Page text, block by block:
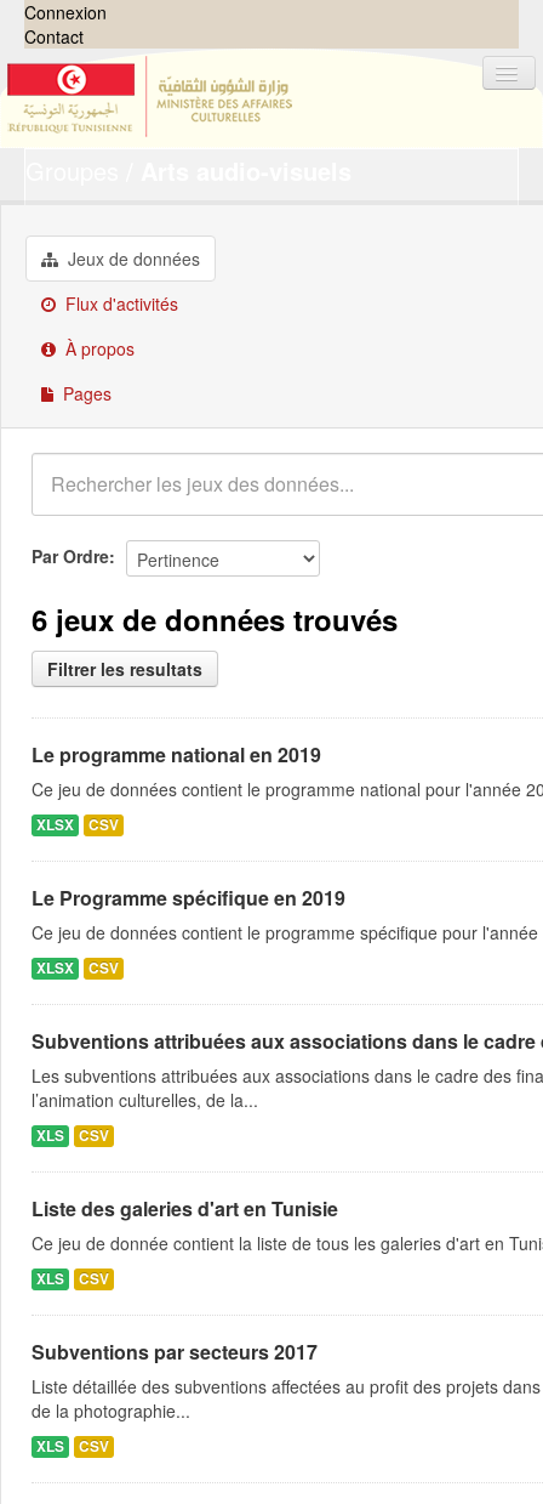
Connexion
Contact
Groupes
Demandes
À propos
Jeux de données
Flux d'activités
À propos
Pages
Par Ordre
6 jeux de données trouvés
Filtrer les resultats
Le programme national en 2019
Ce jeu de données contient le programme national pour l'année
XLSX CSV
Le Programme spécifique en 2019
Ce jeu de données contient le programme spécifique pour
XLSX CSV
Subventions attribuées aux associations dans le
Les subventions attribuées aux associations dans le cadre des
l’animation culturelles, de la...
XLS CSV
Liste des galeries d'art en Tunisie
Ce jeu de donnée contient la liste de tous les galeries d'art en
XLS CSV
Subventions par secteurs 2017
Liste détaillée des subventions affectées au profit des projets
de la photographie...
XLS CSV